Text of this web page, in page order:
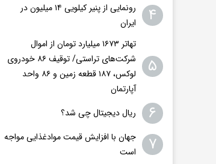
۴
رونمایی از پنیر کیلویی ۱۴ میلیون در
ایران
۵
تهاتر ۱۶۷۳ میلیارد تومان از اموال
شرکت‌های تراستی/ توقیف ۸۶ خودروی
لوکس، ۱۸۷ قطعه زمین و ۸۶ واحد
آپارتمان
۶ ریال دیجیتال چی شد؟
۷
جهان با افزایش قیمت موادغذایی مواجه
است